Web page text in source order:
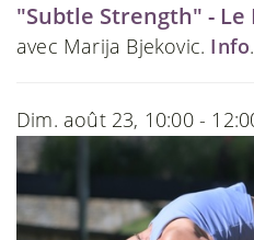
"Subtle Strength" -
avec Marija Bjekovic. Info.
Dim. août 23, 10:00 -